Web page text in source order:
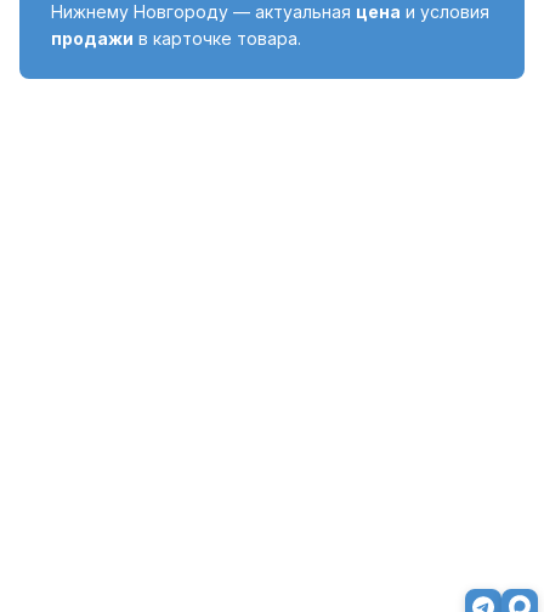
Нижнему Новгороду — актуальная цена и условия
продажи в карточке товара.